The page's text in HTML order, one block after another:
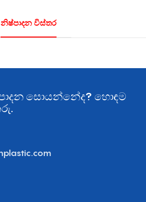
නිෂ්පාදන විස්තර
සොයන්නේද? හොඳම